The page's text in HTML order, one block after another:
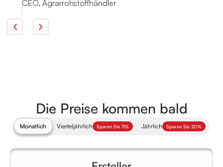
CEO, Agrarrohstoffhändler
Die Preise kommen bald
Monatlich Vierteljährlich Sparen Sie 11% Jährlich Sparen Sie 20%